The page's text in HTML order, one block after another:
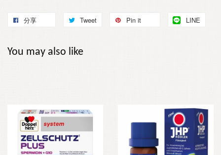
分享 Tweet Pin it LINE
You may also like